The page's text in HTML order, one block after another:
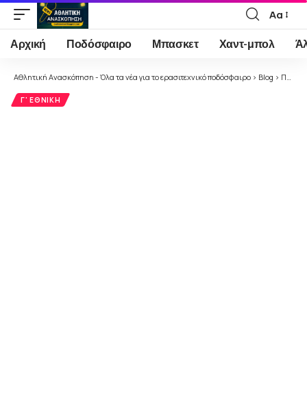
Font
Resizer
Αα
Αρχική Ποδόσφαιρο Μπασκετ Χαντ-μπολ
Αθλητική Ανασκόπηση - Όλα τα νέα για το ερασιτεχνικό ποδόσφαιρο > Blog > Ποδόσφαιρο
Γ' ΕΘΝΙΚΉ